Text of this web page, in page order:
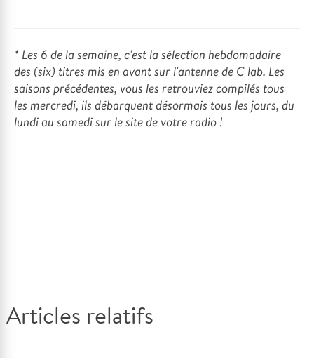
* Les 6 de la semaine, c'est la sélection hebdomadaire
des (six) titres mis en avant sur l'antenne de C lab. Les
saisons précédentes, vous les retrouviez compilés tous
les mercredi, ils débarquent désormais tous les jours, du
lundi au samedi sur le site de votre radio !
Articles relatifs